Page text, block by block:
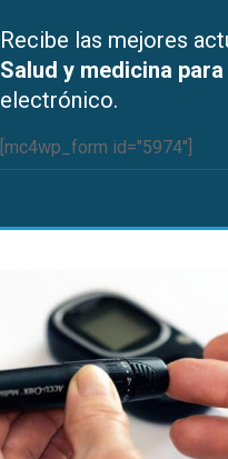
Recibe las mejores
Salud y medicina
electrónico.
[mc4wp_form id="5974"]